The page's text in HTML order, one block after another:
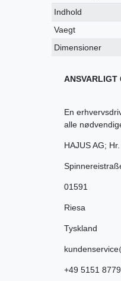
Indhold
Vaegt
Dimensioner
ANSVARLIGT
En
alle
HAJUS AG;
01591
Riesa
Tyskland
+49 5151